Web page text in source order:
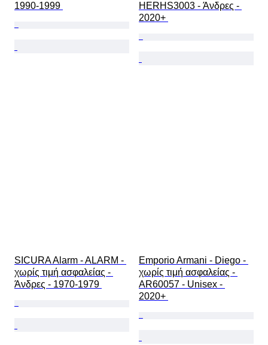
1990-1999
HERHS3003 - Άνδρες -
2020+
SICURA Alarm - ALARM -
χωρίς τιμή ασφαλείας -
Άνδρες - 1970-1979
Emporio Armani - Diego -
χωρίς τιμή ασφαλείας -
AR60057 - Unisex -
2020+